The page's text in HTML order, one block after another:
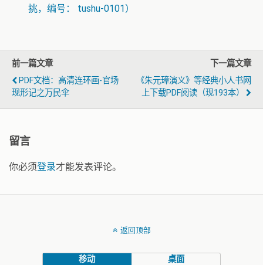
挑，编号： tushu-0101）
前一篇文章
PDF文档：高清连环画-官场
现形记之万民伞
下一篇文章
《朱元璋演义》等经典小人书网
上下载PDF阅读（现193本）
留言
你必须登录才能发表评论。
返回顶部
移动 桌面